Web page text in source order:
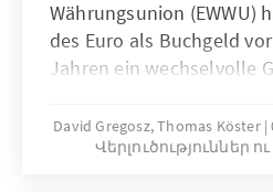
Währungsunion (EWWU)
des Euro als Buchgeld
Jahren ein wechselvolle
zweierlei: 1.
Volkswirtschaften mit
David Gregosz, Thomas Köster
Վերլուծություններ